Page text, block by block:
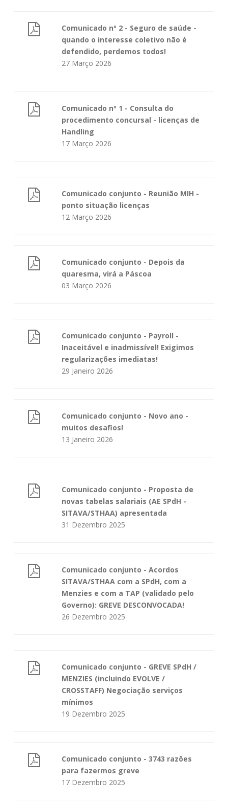
Comunicado nº 2 - Seguro de saúde -
quando o interesse coletivo não é
defendido, perdemos todos!
27 Março 2026
Comunicado nº 1 - Consulta do
procedimento concursal - licenças de
Handling
17 Março 2026
Comunicado conjunto - Reunião MIH -
ponto situação licenças
12 Março 2026
Comunicado conjunto - Depois da
quaresma, virá a Páscoa
03 Março 2026
Comunicado conjunto - Payroll -
Inaceitável e inadmissível! Exigimos
regularizações imediatas!
29 Janeiro 2026
Comunicado conjunto - Novo ano -
muitos desafios!
13 Janeiro 2026
Comunicado conjunto - Proposta de
novas tabelas salariais (AE SPdH -
SITAVA/STHAA) apresentada
31 Dezembro 2025
Comunicado conjunto - Acordos
SITAVA/STHAA com a SPdH, com a
Menzies e com a TAP (validado pelo
Governo): GREVE DESCONVOCADA!
26 Dezembro 2025
Comunicado conjunto - GREVE SPdH /
MENZIES (incluindo EVOLVE /
CROSSTAFF) Negociação serviços
mínimos
19 Dezembro 2025
Comunicado conjunto - 3743 razões
para fazermos greve
17 Dezembro 2025